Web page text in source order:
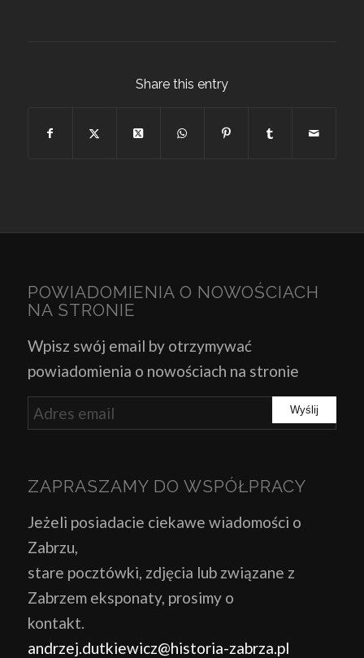
Share this entry
POWIADOMIENIA O NOWOŚCIACH
NA STRONIE
Wpisz swój email by otrzymywać
powiadomienia o nowościach na stronie
ZAPRASZAMY DO WSPÓŁPRACY
Jeżeli posiadacie ciekawe wiadomości o
Zabrzu,
stare pocztówki, zdjęcia lub związane z
Zabrzem eksponaty, prosimy o
kontakt.
andrzej.dutkiewicz@historia-zabrza.pl